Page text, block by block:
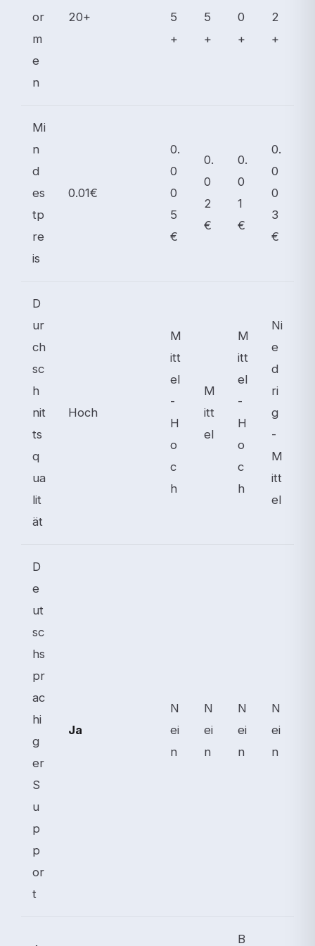
or
m
e
n
20+
5
+
5
+
0
+
2
+
Mi
n
d
es
tp
re
is
0.01€
0.
0
0
5
€
0.
0
2
€
0.
0
1
€
0.
0
0
3
€
D
ur
ch
sc
h
nit
ts
q
ua
lit
ät
Hoch
M
itt
el
-
H
o
c
h
M
itt
el
M
itt
el
-
H
o
c
h
Ni
e
d
ri
g
-
M
itt
el
D
e
ut
sc
hs
pr
ac
hi
g
er
S
u
p
p
or
t
Ja
N
ei
n
N
ei
n
N
ei
n
N
ei
n
B